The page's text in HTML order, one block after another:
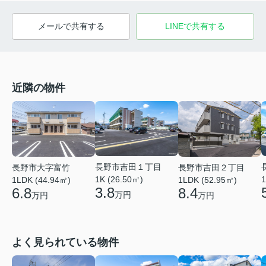
メールで共有する LINEで共有する
近隣の物件
長野市大字富竹
1LDK (44.94㎡)
6.8万円
長野市吉田１丁目
1K (26.50㎡)
3.8万円
長野市吉田２丁目
1LDK (52.95㎡)
8.4万円
よく見られている物件